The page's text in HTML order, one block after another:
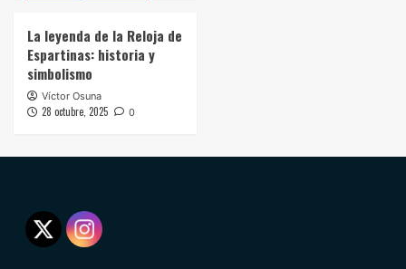
La leyenda de la Reloja de
Espartinas: historia y
simbolismo
Víctor Osuna
28 octubre, 2025 0